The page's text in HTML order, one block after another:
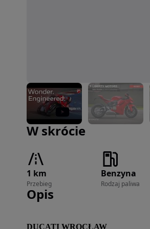
Zdjęcie 1 z 8
W skrócie
1 km
Przebieg
Benzyna
Rodzaj paliwa
Opis
DUCATI WROCŁAW